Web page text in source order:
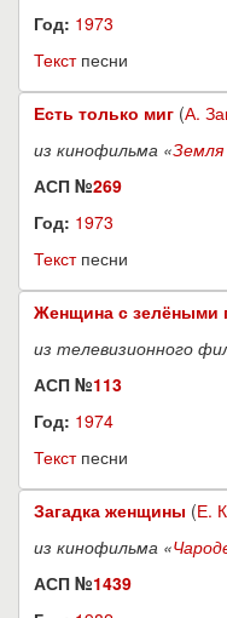
Год: 1973
Текстпесни
Есть только миг (А.
из кинофильма «Земля
АСП №269
Год: 1973
Текстпесни
Женщина с зелёными
из телевизионного
АСП №113
Год: 1974
Текстпесни
Загадка женщины (Е.
из кинофильма «
АСП №1439